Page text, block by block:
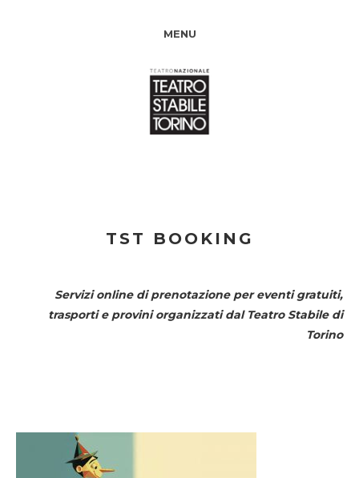
MENU
TST BOOKING
Servizi online di prenotazione per eventi gratuiti,
trasporti e provini organizzati dal Teatro Stabile di
Torino